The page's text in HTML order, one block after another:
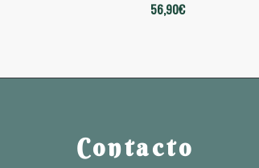
56,90€
Contacto